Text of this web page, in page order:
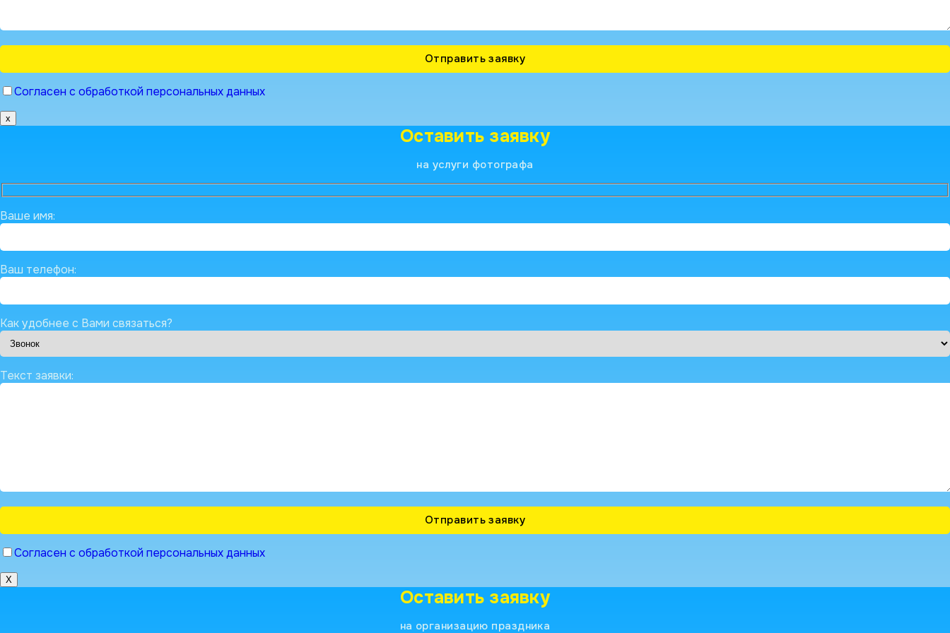
Согласен с обработкой персональных данных
x
Оставить заявку
на услуги фотографа
Ваше имя:
Ваш телефон:
Как удобнее с Вами связаться?
Текст заявки:
Согласен с обработкой персональных данных
X
Оставить заявку
на организацию праздника